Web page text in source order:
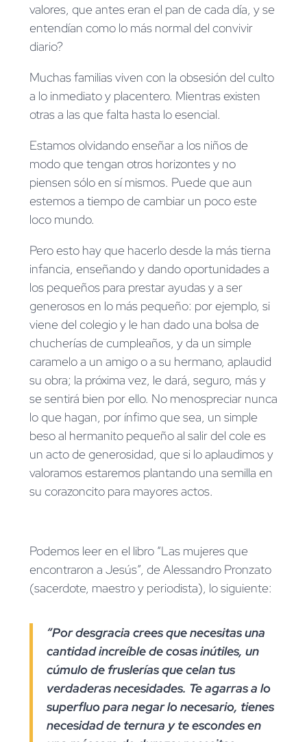
valores, que antes eran el pan de cada día, y se
entendían como lo más normal del convivir
diario?
Muchas familias viven con la obsesión del culto
a lo inmediato y placentero. Mientras existen
otras a las que falta hasta lo esencial.
Estamos olvidando enseñar a los niños de
modo que tengan otros horizontes y no
piensen sólo en sí mismos. Puede que aun
estemos a tiempo de cambiar un poco este
loco mundo.
Pero esto hay que hacerlo desde la más tierna
infancia, enseñando y dando oportunidades a
los pequeños para prestar ayudas y a ser
generosos en lo más pequeño: por ejemplo, si
viene del colegio y le han dado una bolsa de
chucherías de cumpleaños, y da un simple
caramelo a un amigo o a su hermano, aplaudid
su obra; la próxima vez, le dará, seguro, más y
se sentirá bien por ello. No menospreciar nunca
lo que hagan, por ínfimo que sea, un simple
beso al hermanito pequeño al salir del cole es
un acto de generosidad, que si lo aplaudimos y
valoramos estaremos plantando una semilla en
su corazoncito para mayores actos.
Podemos leer en el libro “Las mujeres que
encontraron a Jesús”, de Alessandro Pronzato
(sacerdote, maestro y periodista), lo siguiente:
“Por desgracia crees que necesitas una
cantidad increíble de cosas inútiles, un
cúmulo de fruslerías que celan tus
verdaderas necesidades. Te agarras a lo
superfluo para negar lo necesario, tienes
necesidad de ternura y te escondes en